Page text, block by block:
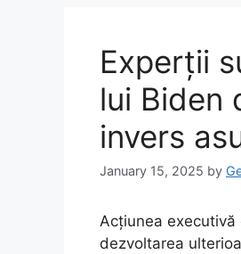
Experții
lui Biden
invers
January 15, 2025 by
Acțiunea
dezvoltarea